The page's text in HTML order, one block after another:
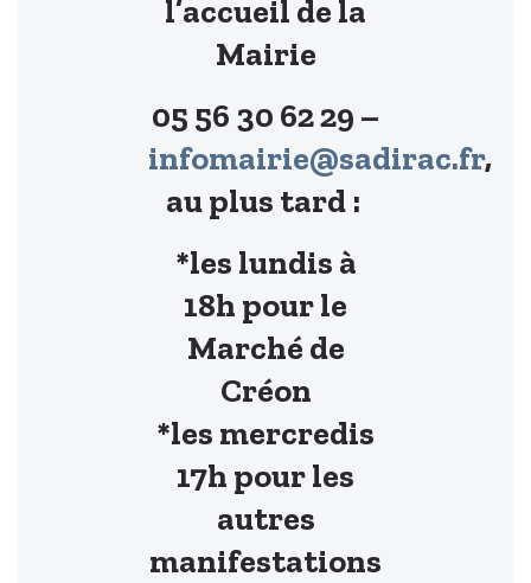
l’accueil de la
Mairie
05 56 30 62 29 –
infomairie@sadirac.fr,
au plus tard :
*les lundis à
18h pour le
Marché de
Créon
*les mercredis
17h pour les
autres
manifestations